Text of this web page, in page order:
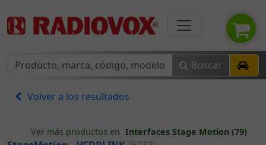
Buscar
Volver a los resultados
Ver más productos en Interfaces Stage Motion (79)